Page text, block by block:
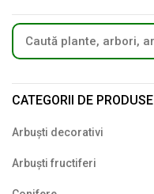
CATEGORII DE PRODUSE
Arbuști decorativi
Arbuști fructiferi